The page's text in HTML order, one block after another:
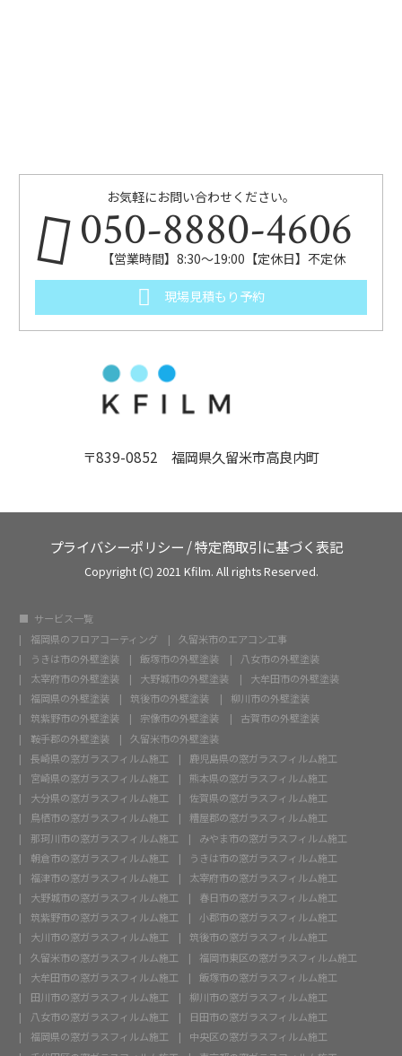
お気軽にお問い合わせください。
050-8880-4606
【営業時間】8:30～19:00【定休日】不定休
現場見積もり予約
〒839-0852 福岡県久留米市高良内町
プライバシーポリシー /特定商取引に基づく表記
Copyright (C) 2021 Kfilm. All rights Reserved.
サービス一覧
福岡県のフロアコーティング
久留米市のエアコン工事
うきは市の外壁塗装
飯塚市の外壁塗装
八女市の外壁塗装
太宰府市の外壁塗装
大野城市の外壁塗装
大牟田市の外壁塗装
福岡県の外壁塗装
筑後市の外壁塗装
柳川市の外壁塗装
筑紫野市の外壁塗装
宗像市の外壁塗装
古賀市の外壁塗装
鞍手郡の外壁塗装
久留米市の外壁塗装
長崎県の窓ガラスフィルム施工
鹿児島県の窓ガラスフィルム施工
宮崎県の窓ガラスフィルム施工
熊本県の窓ガラスフィルム施工
大分県の窓ガラスフィルム施工
佐賀県の窓ガラスフィルム施工
鳥栖市の窓ガラスフィルム施工
糟屋郡の窓ガラスフィルム施工
那珂川市の窓ガラスフィルム施工
みやま市の窓ガラスフィルム施工
朝倉市の窓ガラスフィルム施工
うきは市の窓ガラスフィルム施工
福津市の窓ガラスフィルム施工
太宰府市の窓ガラスフィルム施工
大野城市の窓ガラスフィルム施工
春日市の窓ガラスフィルム施工
筑紫野市の窓ガラスフィルム施工
小郡市の窓ガラスフィルム施工
大川市の窓ガラスフィルム施工
筑後市の窓ガラスフィルム施工
久留米市の窓ガラスフィルム施工
福岡市東区の窓ガラスフィルム施工
大牟田市の窓ガラスフィルム施工
飯塚市の窓ガラスフィルム施工
田川市の窓ガラスフィルム施工
柳川市の窓ガラスフィルム施工
八女市の窓ガラスフィルム施工
日田市の窓ガラスフィルム施工
福岡県の窓ガラスフィルム施工
中央区の窓ガラスフィルム施工